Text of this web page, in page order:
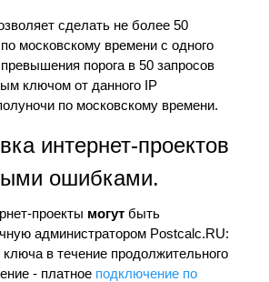
сделать не более 50
московскому времени с одного
порога в 50 запросов
ключом от данного IP
по московскому времени.
интернет-проектов
ошибками.
проекты могут быть
администратором Postcalc.RU:
ключа в течение продолжительного
- платное подключение по